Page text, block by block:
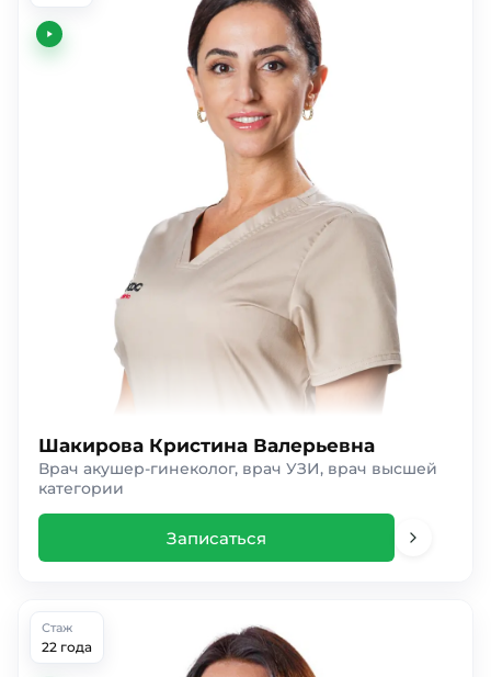
Шакирова Кристина Валерьевна
Врач акушер-гинеколог, врач УЗИ, врач высшей
категории
Записаться
Стаж
22 года